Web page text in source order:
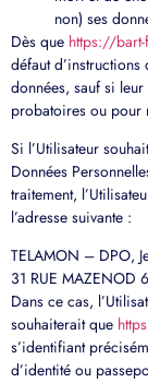
non) ses
Dès que https://
défaut d’instructions
données, sauf si
probatoires ou pour
Si l’Utilisateur
Données
traitement,
l’adresse suivante :
TELAMON – DPO,
31 RUE MAZENOD
Dans ce cas,
souhaiterait que
s’identifiant
d’identité ou